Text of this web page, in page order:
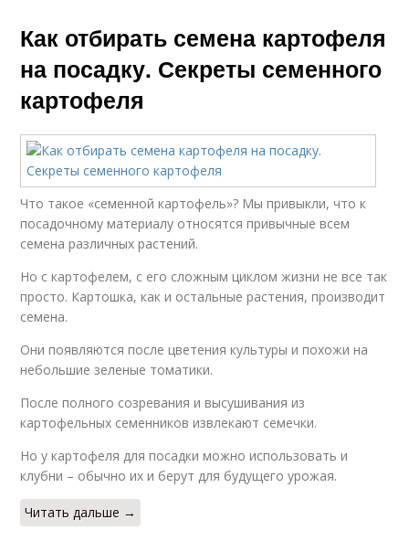
Как отбирать семена картофеля
на посадку. Секреты семенного
картофеля
Что такое «семенной картофель»? Мы привыкли, что к
посадочному материалу относятся привычные всем
семена различных растений.
Но с картофелем, с его сложным циклом жизни не все так
просто. Картошка, как и остальные растения, производит
семена.
Они появляются после цветения культуры и похожи на
небольшие зеленые томатики.
После полного созревания и высушивания из
картофельных семенников извлекают семечки.
Но у картофеля для посадки можно использовать и
клубни – обычно их и берут для будущего урожая.
Читать дальше →